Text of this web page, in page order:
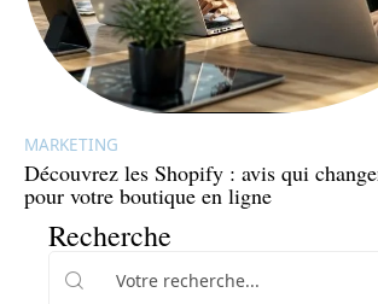
MARKETING
Découvrez les Shopify : avis qui
pour votre boutique en ligne
Recherche